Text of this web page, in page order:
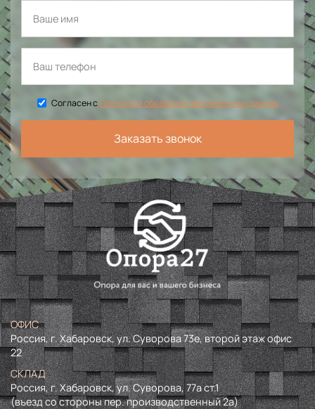
Согласен сПолитикой обработки персональных данных
Заказать звонок
ОФИС
Россия, г. Хабаровск, ул. Суворова 73е, второй этаж офис
22
СКЛАД
Россия, г. Хабаровск, ул. Суворова, 77а ст.1
(въезд со стороны пер. производственный 2а)